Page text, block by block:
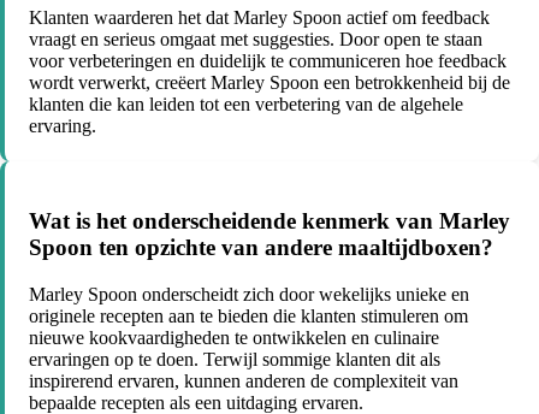
Klanten waarderen het dat Marley Spoon actief om feedback
vraagt en serieus omgaat met suggesties. Door open te staan
voor verbeteringen en duidelijk te communiceren hoe feedback
wordt verwerkt, creëert Marley Spoon een betrokkenheid bij de
klanten die kan leiden tot een verbetering van de algehele
ervaring.
Wat is het onderscheidende kenmerk van Marley
Spoon ten opzichte van andere maaltijdboxen?
Marley Spoon onderscheidt zich door wekelijks unieke en
originele recepten aan te bieden die klanten stimuleren om
nieuwe kookvaardigheden te ontwikkelen en culinaire
ervaringen op te doen. Terwijl sommige klanten dit als
inspirerend ervaren, kunnen anderen de complexiteit van
bepaalde recepten als een uitdaging ervaren.